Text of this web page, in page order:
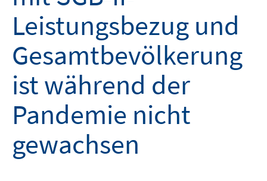
Leistungsbezug und
Gesamtbevölkerung
ist während der
Pandemie nicht
gewachsen